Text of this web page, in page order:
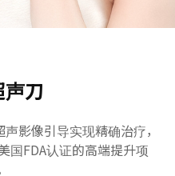
刀
影像引导实现精确治疗，
国FDA认证的高端提升项